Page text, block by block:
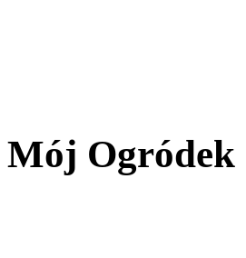
Mój Ogródek